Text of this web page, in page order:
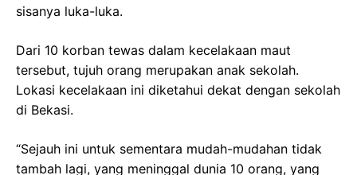
sisanya luka-luka.
Dari 10 korban tewas dalam kecelakaan maut
tersebut, tujuh orang merupakan anak sekolah.
Lokasi kecelakaan ini diketahui dekat dengan sekolah
di Bekasi.
“Sejauh ini untuk sementara mudah-mudahan tidak
tambah lagi, yang meninggal dunia 10 orang, yang